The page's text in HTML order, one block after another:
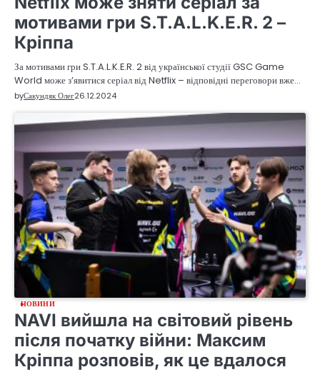
мотивами гри S.T.A.L.K.E.R. 2 –
Кріппа
За мотивами гри S.T.A.L.K.E.R. 2 від української студії GSC Game
World може з’явитися серіал від Netflix – відповідні переговори вже…
byСакундяк Олег26.12.2024
НОВИНИ
NAVI вийшла на світовий рівень
після початку війни: Максим
Кріппа розповів, як це вдалося